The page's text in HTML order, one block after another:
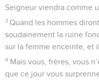
Seigneur viendra comme
3 Quand les hommes
soudainement la ruine
sur la femme enceinte, et
4 Mais vous, frères, vous
que ce jour vous